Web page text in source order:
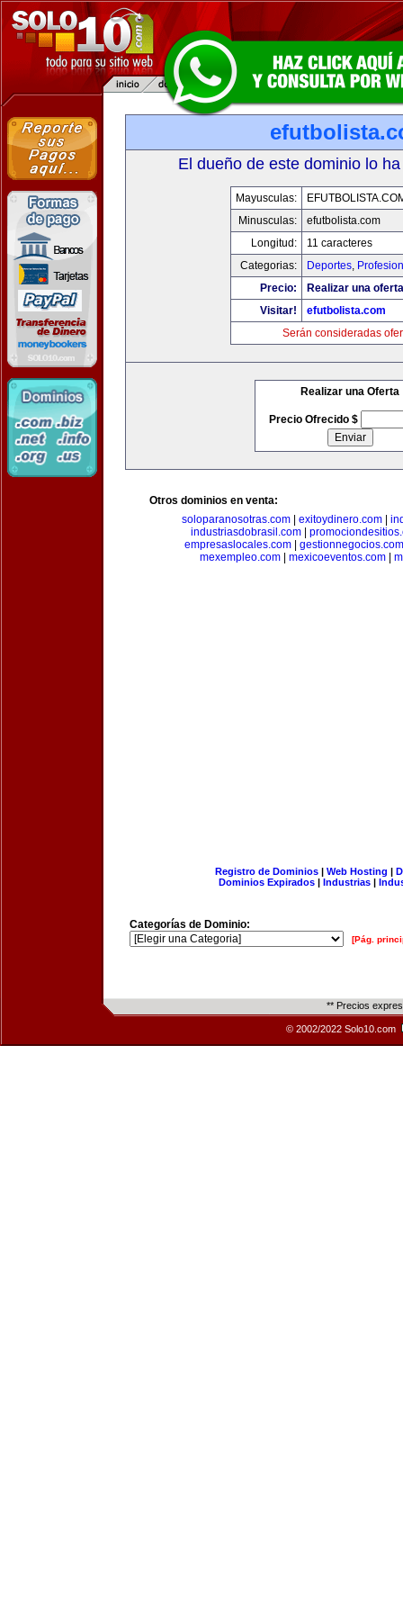
El dueño de este dominio lo
Mayusculas:
Minusculas:
efutbolista.com
Longitud:
11 caracteres
Categorias:
Deportes,
Precio:
Realizar una
Visitar!
efutbolista.com
Serán consideradas
Realizar una Oferta
Precio Ofrecido $
Otros dominios en venta:
soloparanosotras.com
exitoydinero.com
industriasdobrasil.com|
empresaslocales.com| gestionnegocios.com
mexempleo.com| mexicoeventos.com|
Registro de Dominios| Web Hosting |
Dominios Expirados | Industrias |
Categorías de Dominio:
[Pág.
** Precios
© 2002/2022 Solo10.com